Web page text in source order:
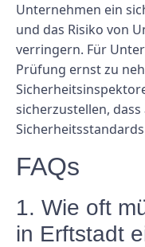
Unternehmen ein
und das Risiko von
verringern. Für
Prüfung ernst zu
sicherzustellen,
FAQs
1. Wie oft
in Erftstadt